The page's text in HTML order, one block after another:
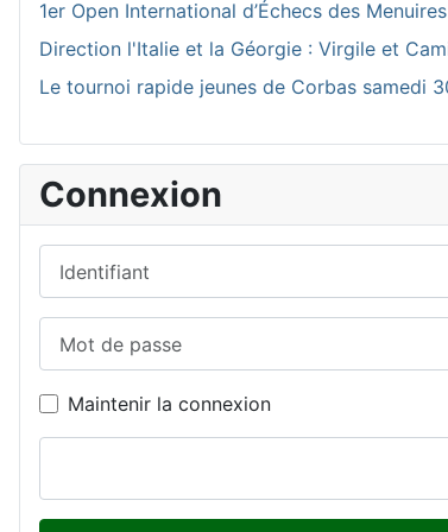
1er Open International d’Échecs des
Direction l'Italie et la Géorgie : Virgile et
Le tournoi rapide jeunes de Corbas samedi
Connexion
Maintenir la connexion